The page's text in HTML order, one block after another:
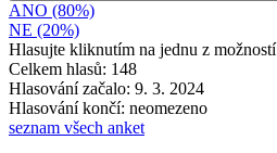
ANO (80%)
NE (20%)
Hlasujte kliknutím na jednu z možností
Celkem hlasů: 148
Hlasování začalo: 9. 3. 2024
Hlasování končí: neomezeno
seznam všech anket